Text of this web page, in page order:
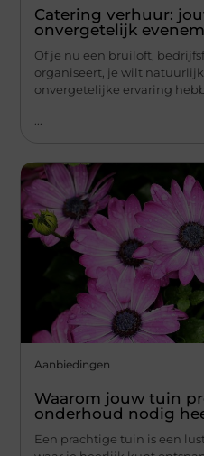
Catering verhuur:
onvergetelijk
Of je nu een bruiloft,
organiseert, je wilt
onvergetelijke ervaring
Aanbiedingen
Waarom jouw tuin
onderhoud nodig
Een prachtige tuin is een